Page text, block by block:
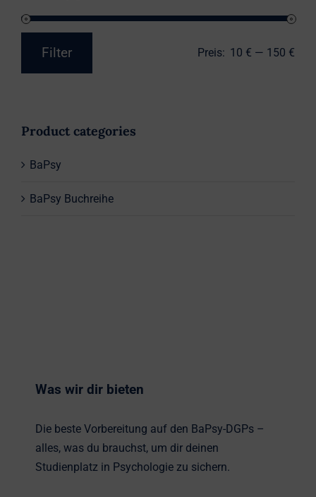
Max.
Filter Preis: 10 € — 150 €
Product categories
BaPsy
BaPsy Buchreihe
Was wir dir bieten
Die beste Vorbereitung auf den BaPsy-DGPs –
alles, was du brauchst, um dir deinen
Studienplatz in Psychologie zu sichern.